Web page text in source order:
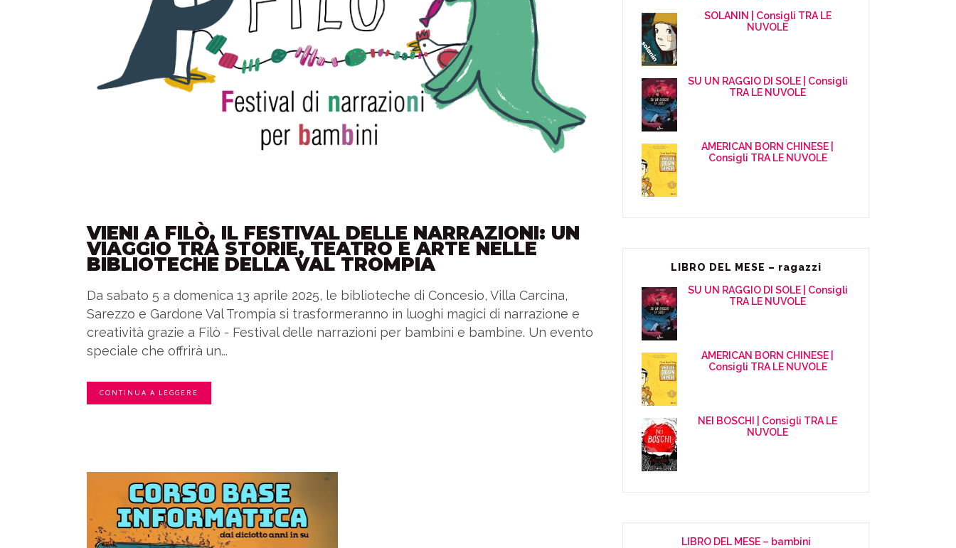
VIENI A FILÒ, IL FESTIVAL DELLE NARRAZIONI: UN
VIAGGIO TRA STORIE, TEATRO E ARTE NELLE
BIBLIOTECHE DELLA VAL TROMPIA
Da sabato 5 a domenica 13 aprile 2025, le biblioteche di Concesio, Villa Carcina,
Sarezzo e Gardone Val Trompia si trasformeranno in luoghi magici di narrazione e
creatività grazie a Filò - Festival delle narrazioni per bambini e bambine. Un evento
speciale che offrirà un...
CONTINUA A LEGGERE
SOLANIN | Consigli TRA LE
NUVOLE
SU UN RAGGIO DI SOLE | Consigli
TRA LE NUVOLE
AMERICAN BORN CHINESE |
Consigli TRA LE NUVOLE
LIBRO DEL MESE – ragazzi
SU UN RAGGIO DI SOLE | Consigli
TRA LE NUVOLE
AMERICAN BORN CHINESE |
Consigli TRA LE NUVOLE
NEI BOSCHI | Consigli TRA LE
NUVOLE
LIBRO DEL MESE – bambini